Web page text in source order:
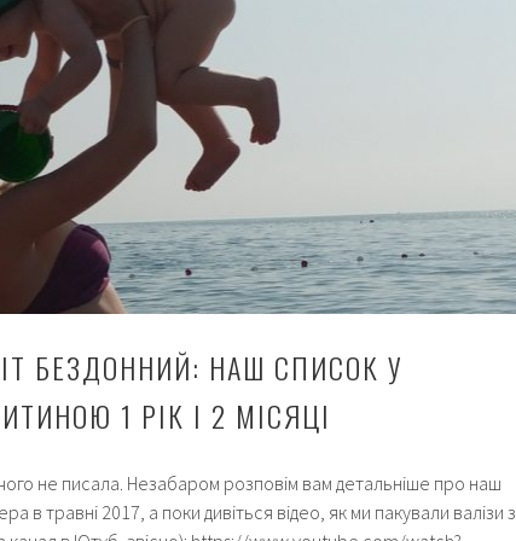
БЕЗДОННИЙ: НАШ СПИСОК У
1 РІК І 2 МІСЯЦІ
не писала. Незабаром розповім вам детальніше про наш
в травні 2017, а поки дивіться відео, як ми пакували валізи з